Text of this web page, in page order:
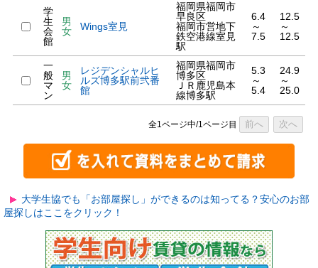
学
生
会
館
男
女
Wings室見
福岡県福岡市
早良区
福岡市営地下
鉄空港線室見
駅
6.4
～
7.5
12.5
～
12.5
一
般
マ
ン
男
女
レジデンシャルヒ
ルズ博多駅前弐番
館
福岡県福岡市
博多区
ＪＲ鹿児島本
線博多駅
5.3
～
5.4
24.9
～
25.0
全1ページ中/1ページ目 前へ 次へ
大学生協でも「お部屋探し」ができるのは知ってる？安心のお部
屋探しはここをクリック！